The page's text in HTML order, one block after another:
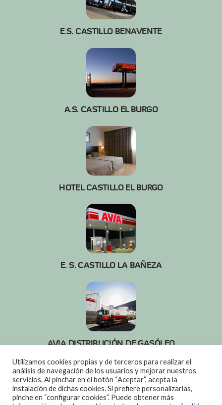
E.S. CASTILLO BENAVENTE
A.S. CASTILLO EL BURGO
HOTEL CASTILLO EL BURGO
E. S. CASTILLO LA BAÑEZA
AVIA DISTRIBUCIÓN DE GASÓLEO
Utilizamos cookies propias y de terceros para realizar el
análisis de navegación de los usuarios y mejorar nuestros
servicios. Al pinchar en el botón “Aceptar”, acepta la
instalación de dichas cookies. Si prefiere personalizarlas,
pinche en “configurar cookies”. Puede obtener más